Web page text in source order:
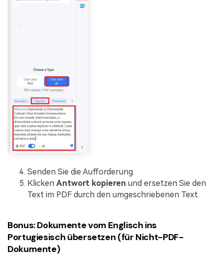
Senden Sie die Aufforderung.
Klicken Antwort kopieren und ersetzen Sie den
Text im PDF durch den umgeschriebenen Text.
Bonus: Dokumente vom Englisch ins
Portugiesisch übersetzen (für Nicht-PDF-
Dokumente)